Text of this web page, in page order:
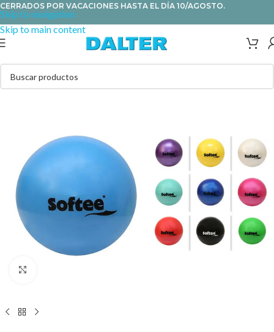
Skip to navigation
Skip to main content
CERRADOS POR VACACIONES HASTA EL DÍA 10/AGOSTO.